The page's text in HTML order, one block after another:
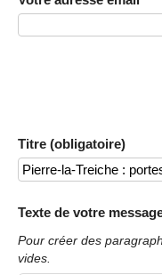
Titre (obligatoire)
Texte de votre
Pour créer des
vides.